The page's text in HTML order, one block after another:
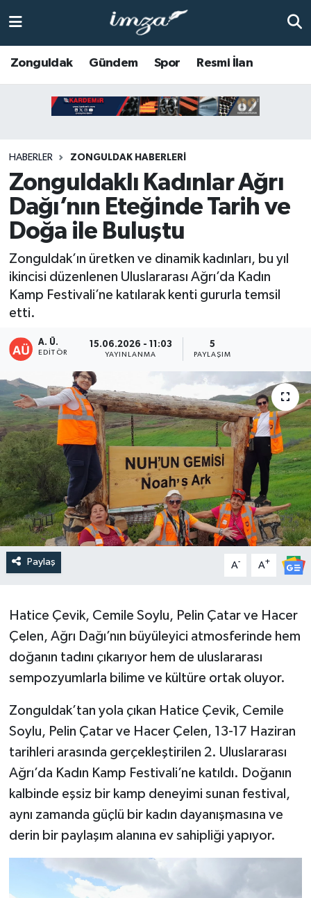
Zonguldak Gündem Spor Resmi İlan
HABERLER ZONGULDAK HABERLERI
Zonguldaklı Kadınlar Ağrı
Dağı’nın Eteğinde Tarih ve
Doğa ile Buluştu
Zonguldak’ın üretken ve dinamik kadınları, bu yıl
ikincisi düzenlenen Uluslararası Ağrı’da Kadın
Kamp Festivali’ne katılarak kenti gururla temsil
etti.
A. Ü.
EDITÖR
15.06.2026 - 11:03
YAYINLANMA
5
PAYLAŞIM
Paylaş A- A+
Hatice Çevik, Cemile Soylu, Pelin Çatar ve Hacer
Çelen, Ağrı Dağı’nın büyüleyici atmosferinde hem
doğanın tadını çıkarıyor hem de uluslararası
sempozyumlarla bilime ve kültüre ortak oluyor.
​Zonguldak’tan yola çıkan Hatice Çevik, Cemile
Soylu, Pelin Çatar ve Hacer Çelen, 13-17 Haziran
tarihleri arasında gerçekleştirilen 2. Uluslararası
Ağrı’da Kadın Kamp Festivali’ne katıldı. Doğanın
kalbinde eşsiz bir kamp deneyimi sunan festival,
aynı zamanda güçlü bir kadın dayanışmasına ve
derin bir paylaşım alanına ev sahipliği yapıyor.
Anasayfa
KOZLU
KİLİMLİ
BARTIN
BOLU
ÇAYCUMA
DEVREK
DÜZCE
EREĞLİ
GÖKÇEBEY
KARABÜK
KASTAMONU
Zonguldak Hava Durumu
Süper Lig Puan Durumu ve Fikstür
Tüm Manşetler
Son Dakika Haberleri
Haber Arşivi